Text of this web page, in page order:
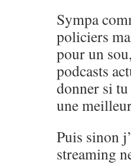
Sympa
policiers
pour un
podcasts
donner si
une
Puis sinon
streaming